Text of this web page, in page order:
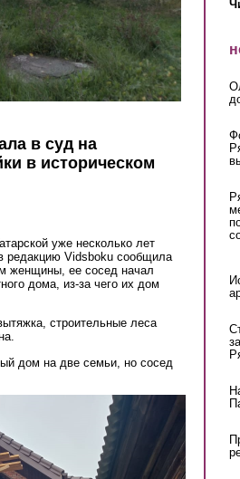
в суд на
в историческом
уже несколько лет
редакцию Vidsboku сообщила
женщины, ее сосед начал
дома, из-за чего их дом
строительные леса
дом на две семьи, но сосед